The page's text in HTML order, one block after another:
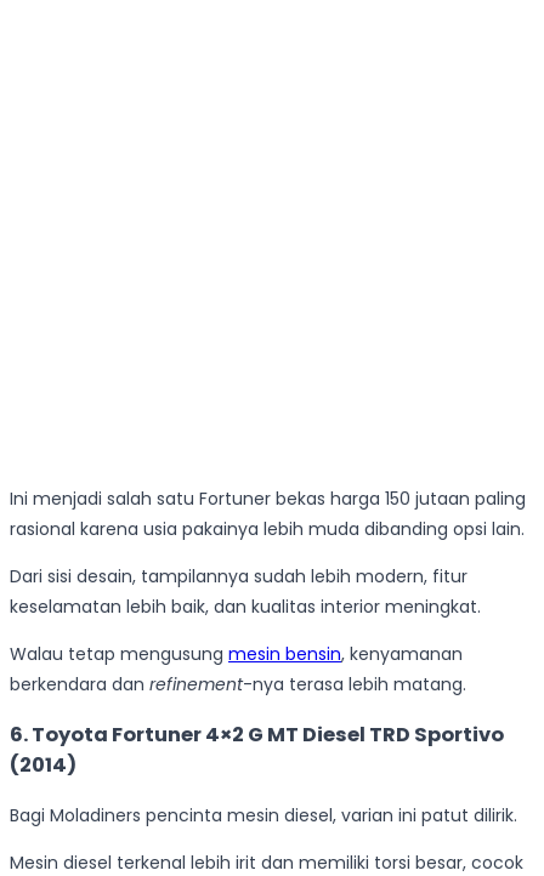
Ini menjadi salah satu Fortuner bekas harga 150 jutaan paling
rasional karena usia pakainya lebih muda dibanding opsi lain.
Dari sisi desain, tampilannya sudah lebih modern, fitur
keselamatan lebih baik, dan kualitas interior meningkat.
Walau tetap mengusung mesin bensin, kenyamanan
berkendara dan refinement-nya terasa lebih matang.
6. Toyota Fortuner 4×2 G MT Diesel TRD Sportivo
(2014)
Bagi Moladiners pencinta mesin diesel, varian ini patut dilirik.
Mesin diesel terkenal lebih irit dan memiliki torsi besar, cocok